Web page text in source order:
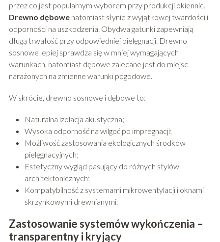
przez co jest popularnym wyborem przy produkcji okiennic.
Drewno dębowenatomiast słynie z wyjątkowej twardości i
odporności na uszkodzenia. Obydwa gatunki zapewniają
długą trwałość przy odpowiedniej pielęgnacji. Drewno
sosnowe lepiej sprawdza się w mniej wymagających
warunkach, natomiast dębowe zalecane jest do miejsc
narażonych na zmienne warunki pogodowe.
W skrócie, drewno sosnowe i dębowe to:
Naturalna izolacja akustyczna;
Wysoka odporność na wilgoć po impregnacji;
Możliwość zastosowania ekologicznych środków
pielęgnacyjnych;
Estetyczny wygląd pasujący do różnych stylów
architektonicznych;
Kompatybilność z systemami mikrowentylacji i oknami
skrzynkowymi drewnianymi.
Zastosowanie systemów wykończenia –
transparentny i kryjący